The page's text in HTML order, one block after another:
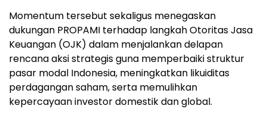
Momentum tersebut sekaligus menegaskan
dukungan PROPAMI terhadap langkah Otoritas Jasa
Keuangan (OJK) dalam menjalankan delapan
rencana aksi strategis guna memperbaiki struktur
pasar modal Indonesia, meningkatkan likuiditas
perdagangan saham, serta memulihkan
kepercayaan investor domestik dan global.